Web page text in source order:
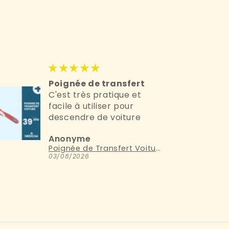
Poignée de transfert
C'est très pratique et
facile à utiliser pour
descendre de voiture
Anonyme
Poignée de Transfert Voiture
03/08/2026